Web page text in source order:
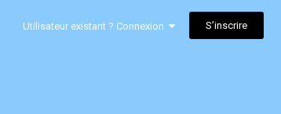
Utilisateur existant ? Connexion S’inscrire